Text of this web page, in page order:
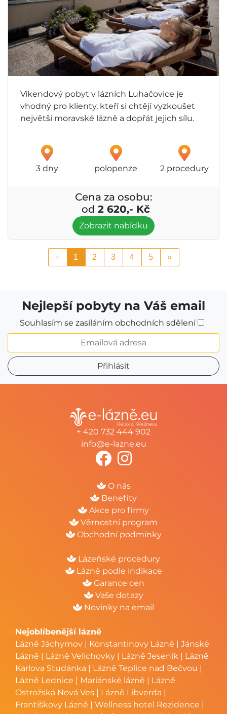
Víkendový pobyt v lázních Luhačovice je
vhodný pro klienty, kteří si chtějí vyzkoušet
největší moravské lázně a dopřát jejich sílu.
3 dny polopenze 2 procedury
Cena za osobu:
od 2 620,- Kč
Zobrazit nabídku
« 1 2 3 4 5 »
Nejlepší pobyty na Váš email
Souhlasím se zasíláním obchodních sdělení
+ 420 732 444 902
info@e-lazne.eu
O nás
Benefity
Akce pro firmy
Věrnostní program
Obchodní podmínky
Lázeňské procedury
Lázně podle indikace
Garance cen
Vaše dotazy
Novinky na email
Nejoblíbenější lázně
Lázně Jáchymov | Konstantinovy Lázně | Jánské
Lázně | Lázně Velichovky | Lázně Jeseník | Lázně
Karlova Studánka | Lázně Teplice nad Bečvou |
Lázně Lednice | Mariánské lázně | Lázně
Ostrožská Nová Ves | Lázně Libverda |
Františkovy Lázně | Wellness hotel Rezidence |